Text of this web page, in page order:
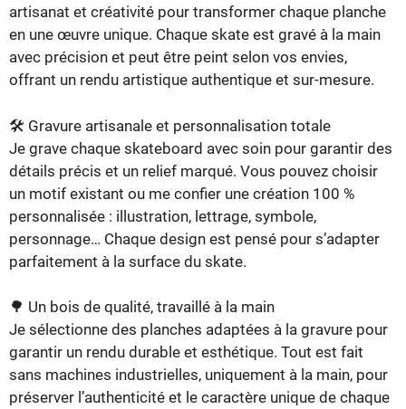
artisanat et créativité pour transformer chaque planche
en une œuvre unique. Chaque skate est gravé à la main
avec précision et peut être peint selon vos envies,
offrant un rendu artistique authentique et sur-mesure.
🛠️ Gravure artisanale et personnalisation totale
Je grave chaque skateboard avec soin pour garantir des
détails précis et un relief marqué. Vous pouvez choisir
un motif existant ou me confier une création 100 %
personnalisée : illustration, lettrage, symbole,
personnage… Chaque design est pensé pour s’adapter
parfaitement à la surface du skate.
🌳 Un bois de qualité, travaillé à la main
Je sélectionne des planches adaptées à la gravure pour
garantir un rendu durable et esthétique. Tout est fait
sans machines industrielles, uniquement à la main, pour
préserver l’authenticité et le caractère unique de chaque